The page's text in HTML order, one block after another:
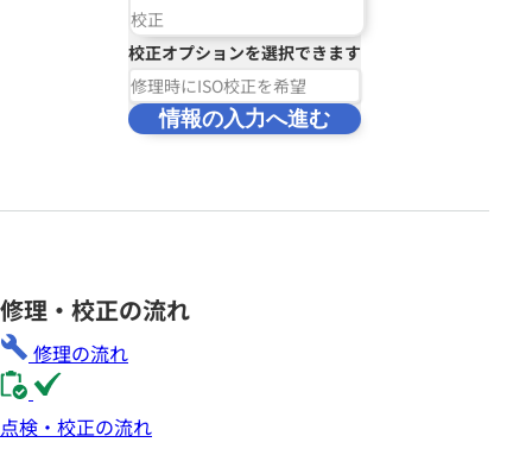
校正
校正オプションを選択できます
修理時にISO校正を希望
情報の入力へ進む
修理・校正の流れ
修理の流れ
点検・校正の流れ